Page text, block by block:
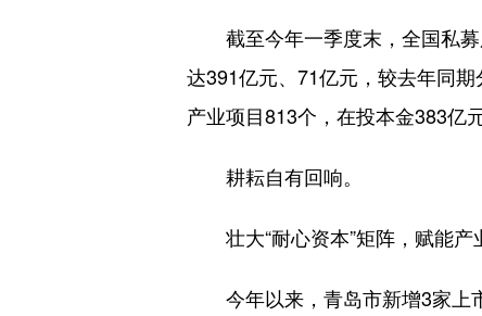
截至今年一季度末，全国私募
达391亿元、71亿元，较去年同
产业项目813个，在投本金383亿元
耕耘自有回响。
壮大“耐心资本”矩阵，赋能产
今年以来，青岛市新增3家上